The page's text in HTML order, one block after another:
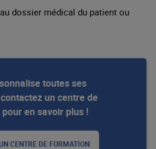
dossier médical du patient ou
toutes ses
un centre de
en savoir plus !
CENTRE DE FORMATION